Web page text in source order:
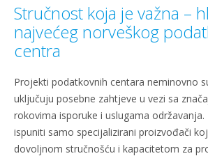
Stručnost koja je važna –
najvećeg norveškog
centra
Projekti podatkovnih centara neminovno
uključuju posebne zahtjeve u vezi sa
rokovima isporuke i uslugama
ispuniti samo specijalizirani proizvođači
dovoljnom stručnošću i kapacitetom za